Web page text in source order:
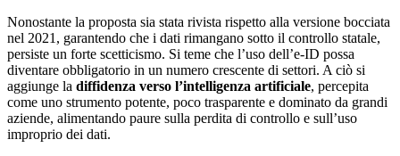
Nonostante la proposta sia stata rivista rispetto alla versione bocciata
nel 2021, garantendo che i dati rimangano sotto il controllo statale,
persiste un forte scetticismo. Si teme che l’uso dell’e-ID possa
diventare obbligatorio in un numero crescente di settori. A ciò si
aggiunge la diffidenza verso l’intelligenza artificiale, percepita
come uno strumento potente, poco trasparente e dominato da grandi
aziende, alimentando paure sulla perdita di controllo e sull’uso
improprio dei dati.